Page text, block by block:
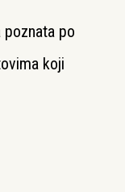
poznata po
koji